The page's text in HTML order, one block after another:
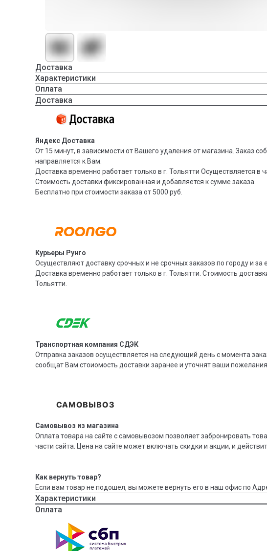
Доставка
Характеристики
Оплата
Доставка
Яндекс Доставка
От 15 минут, в зависимости от Вашего удаления от магазина. Заказ
направляется к Вам.
Доставка временно работает только в г. Тольятти Осуществляется в
Стоимость доставки фиксированная и добавляется к сумме заказа.
Бесплатно при стоимости заказа от 5000 руб.
Курьеры Рунго
Осуществляют доставку срочных и не срочных заказов по городу и за
Доставка временно работает только в г. Тольятти. Стоимость
Тольятти.
Транспортная компания СДЭК
Отправка заказов осуществляется на следующий день с момента
сообщат Вам стоиомость доставки заранее и уточнят ваши
Самовывоз из магазина
Оплата товара на сайте с самовывозом позволяет забронировать
части сайта. Цена на сайте может включать скидки и акции, и
Как вернуть товар?
Если вам товар не подошел, вы можете вернуть его в наш офис по
Характеристики
Оплата